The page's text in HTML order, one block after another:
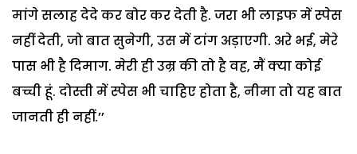
मांगे सलाह देदे कर बोर कर देती है. जरा भी लाइफ में स्पेस
नहीं देती, जो बात सुनेगी, उस में टांग अड़ाएगी. अरे भई, मेरे
पास भी है दिमाग. मेरी ही उम्र की तो है वह, मैं क्या कोई
बच्ची हूं. दोस्ती में स्पेस भी चाहिए होता है, नीमा तो यह बात
जानती ही नहीं.’’